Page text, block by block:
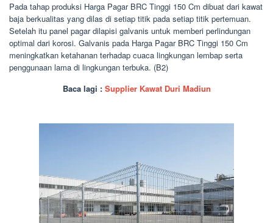
Pada tahap produksi Harga Pagar BRC Tinggi 150 Cm dibuat dari kawat
baja berkualitas yang dilas di setiap titik pada setiap titik pertemuan.
Setelah itu panel pagar dilapisi galvanis untuk memberi perlindungan
optimal dari korosi. Galvanis pada Harga Pagar BRC Tinggi 150 Cm
meningkatkan ketahanan terhadap cuaca lingkungan lembap serta
penggunaan lama di lingkungan terbuka. (B2)
Baca lagi : Supplier Kawat Duri Madiun